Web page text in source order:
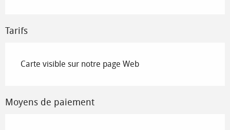
Tarifs
Carte visible sur notre page Web
Moyens de paiement